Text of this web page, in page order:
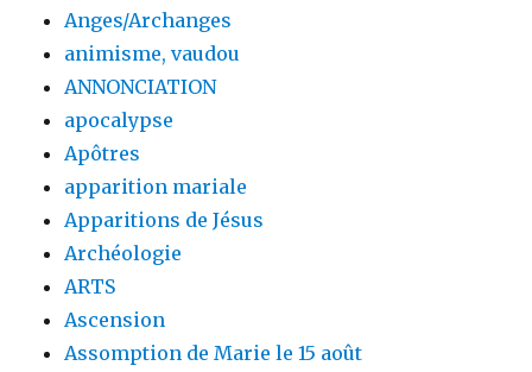
Anges/Archanges
animisme, vaudou
ANNONCIATION
apocalypse
Apôtres
apparition mariale
Apparitions de Jésus
Archéologie
ARTS
Ascension
Assomption de Marie le 15 août